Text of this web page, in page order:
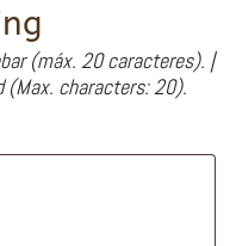
(máx. 20 caracteres). |
(Max. characters: 20).